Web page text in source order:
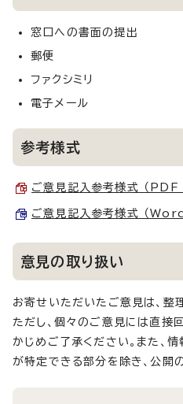
窓口への書面の提出
郵便
ファクシミリ
電子メール
参考様式
ご意見記入参考様式 （
ご意見記入参考様式 （
意見の取り扱い
お寄せいただいたご意見は、整
ただし、個々のご意見には直接
かじめご了承ください。また、
が特定できる部分を除き、公開